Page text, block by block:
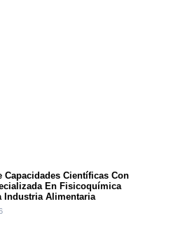
Capacidades Científicas Con
En Fisicoquímica
Industria Alimentaria